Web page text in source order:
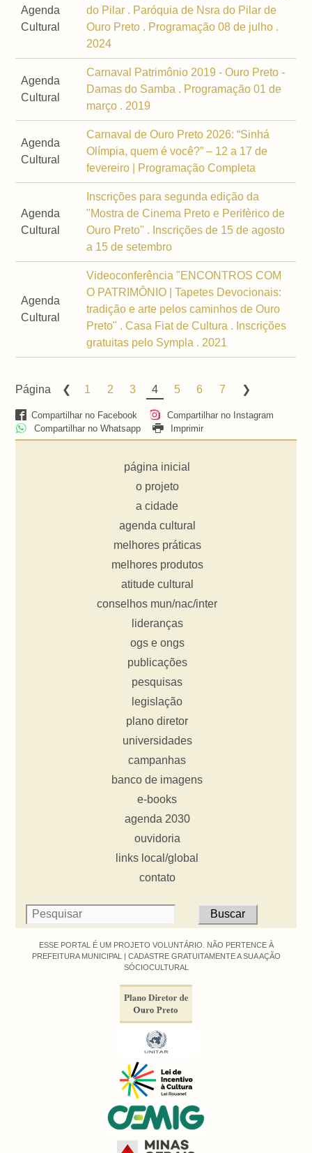
Agenda
Cultural
do Pilar . Paróquia de Nsra do Pilar de
Ouro Preto . Programação 08 de julho .
2024
Agenda
Cultural
Carnaval Patrimônio 2019 - Ouro Preto -
Damas do Samba . Programação 01 de
março . 2019
Agenda
Cultural
Carnaval de Ouro Preto 2026: “Sinhá
Olímpia, quem é você?” – 12 a 17 de
fevereiro | Programação Completa
Agenda
Cultural
Inscrições para segunda edição da
"Mostra de Cinema Preto e Perifèrico de
Ouro Preto" . Inscrições de 15 de agosto
a 15 de setembro
Agenda
Cultural
Videoconferência "ENCONTROS COM
O PATRIMÔNIO | Tapetes Devocionais:
tradição e arte pelos caminhos de Ouro
Preto" . Casa Fiat de Cultura . Inscrições
gratuitas pelo Sympla . 2021
Página 1 2 3 4 5 6 7
Compartilhar no Facebook
Compartilhar no Instagram
Compartilhar no Whatsapp
Imprimir
página inicial
o projeto
a cidade
agenda cultural
melhores práticas
melhores produtos
atitude cultural
conselhos mun/nac/inter
lideranças
ogs e ongs
publicações
pesquisas
legislação
plano diretor
universidades
campanhas
banco de imagens
e-books
agenda 2030
ouvidoria
links local/global
contato
ESSE PORTAL É UM PROJETO VOLUNTÁRIO. NÃO PERTENCE À
PREFEITURA MUNICIPAL | CADASTRE GRATUITAMENTE A SUA AÇÃO
SÓCIOCULTURAL